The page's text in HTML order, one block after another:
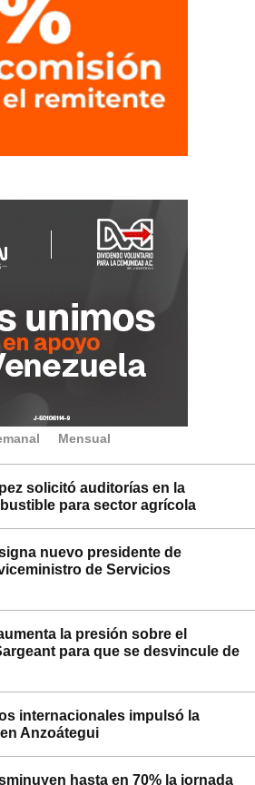
Mensual
solicitó auditorías en la
para sector agrícola
nuevo presidente de
de Servicios
la presión sobre el
para que se desvincule de
internacionales impulsó la
Anzoátegui
hasta en 70% la jornada